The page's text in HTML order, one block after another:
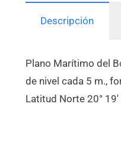
Descripción
Plano Marítimo del
de nivel cada 5 m.,
Latitud Norte 20°